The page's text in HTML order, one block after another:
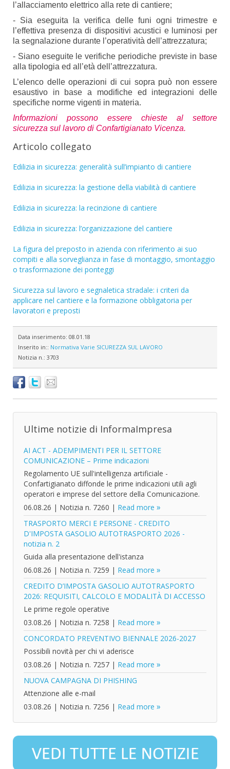
l’allacciamento elettrico alla rete di cantiere;
- Sia eseguita la verifica delle funi ogni trimestre e
l’effettiva presenza di dispositivi acustici e luminosi per
la segnalazione durante l’operatività dell’attrezzatura;
- Siano eseguite le verifiche periodiche previste in base
alla tipologia ed all’età dell’attrezzatura.
L’elenco delle operazioni di cui sopra può non essere
esaustivo in base a modifiche ed integrazioni delle
specifiche norme vigenti in materia.
Informazioni possono essere chieste al settore
sicurezza sul lavoro di Confartigianato Vicenza.
Articolo collegato
Edilizia in sicurezza: generalità sull’impianto di cantiere
Edilizia in sicurezza: la gestione della viabilità di cantiere
Edilizia in sicurezza: la recinzione di cantiere
Edilizia in sicurezza: l’organizzazione del cantiere
La figura del preposto in azienda con riferimento ai suo
compiti e alla sorveglianza in fase di montaggio, smontaggio
o trasformazione dei ponteggi
Sicurezza sul lavoro e segnaletica stradale: i criteri da
applicare nel cantiere e la formazione obbligatoria per
lavoratori e preposti
Data inserimento: 08.01.18
Inserito in:: Normativa Varie SICUREZZA SUL LAVORO
Notizia n.: 3703
Ultime notizie di InformaImpresa
AI ACT - ADEMPIMENTI PER IL SETTORE
COMUNICAZIONE – Prime indicazioni
Regolamento UE sull'intelligenza artificiale -
Confartigianato diffonde le prime indicazioni utili agli
operatori e imprese del settore della Comunicazione.
06.08.26 | Notizia n. 7260 | Read more
TRASPORTO MERCI E PERSONE - CREDITO
D'IMPOSTA GASOLIO AUTOTRASPORTO 2026 -
notizia n. 2
Guida alla presentazione dell'istanza
06.08.26 | Notizia n. 7259 | Read more
CREDITO D’IMPOSTA GASOLIO AUTOTRASPORTO
2026: REQUISITI, CALCOLO E MODALITÀ DI ACCESSO
Le prime regole operative
03.08.26 | Notizia n. 7258 | Read more
CONCORDATO PREVENTIVO BIENNALE 2026-2027
Possibili novità per chi vi aderisce
03.08.26 | Notizia n. 7257 | Read more
NUOVA CAMPAGNA DI PHISHING
Attenzione alle e-mail
03.08.26 | Notizia n. 7256 | Read more